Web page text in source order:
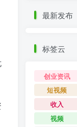
最新发布
标签云
创业资讯
短视频
收入
视频